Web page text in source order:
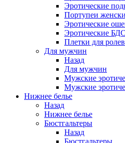
Эротические
Портупеи
Эротические
Эротические
Плетки для
Для мужчин
Назад
Для мужчин
Мужские
Мужские
Нижнее белье
Назад
Нижнее белье
Бюстгальтеры
Назад
Бюстгальтеры